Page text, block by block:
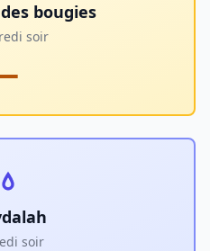
bougies
soir
soir